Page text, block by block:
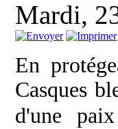
Mardi,
En
Casques
d'une